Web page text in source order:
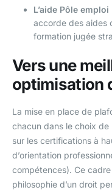
L’aide Pôle emploi
accorde des aides
formation jugée
Vers une
optimisation
La mise en place de
chacun dans le choix de
sur les certifications à
d’orientation
compétences). Ce
philosophie d’un droit